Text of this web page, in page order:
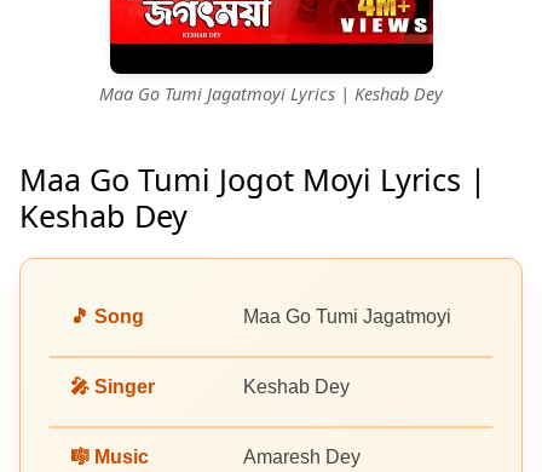
Maa Go Tumi Jagatmoyi Lyrics | Keshab Dey
Maa Go Tumi Jogot Moyi Lyrics |
Keshab Dey
🎵 Song Maa Go Tumi Jagatmoyi
🎤 Singer Keshab Dey
🎼 Music Amaresh Dey